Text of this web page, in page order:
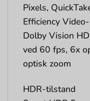
Pixels,
Efficiency
Dolby Vision
ved 60 fps, 6x
optisk zoom
HDR-tilstand